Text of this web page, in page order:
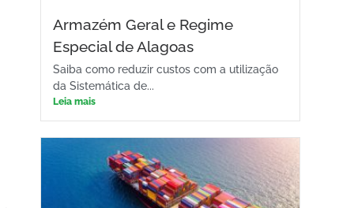
Armazém Geral e Regime
Especial de Alagoas
Saiba como reduzir custos com a utilização
da Sistemática de...
Leia mais